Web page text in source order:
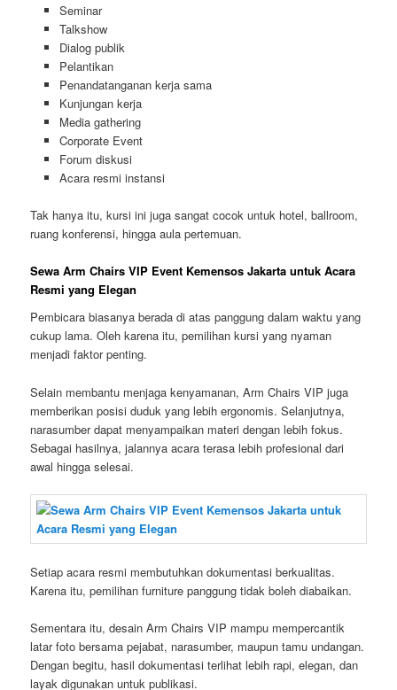
Seminar
Talkshow
Dialog publik
Pelantikan
Penandatanganan kerja sama
Kunjungan kerja
Media gathering
Corporate Event
Forum diskusi
Acara resmi instansi
Tak hanya itu, kursi ini juga sangat cocok untuk hotel, ballroom,
ruang konferensi, hingga aula pertemuan.
Sewa Arm Chairs VIP Event Kemensos Jakarta untuk Acara
Resmi yang Elegan
Pembicara biasanya berada di atas panggung dalam waktu yang
cukup lama. Oleh karena itu, pemilihan kursi yang nyaman
menjadi faktor penting.
Selain membantu menjaga kenyamanan, Arm Chairs VIP juga
memberikan posisi duduk yang lebih ergonomis. Selanjutnya,
narasumber dapat menyampaikan materi dengan lebih fokus.
Sebagai hasilnya, jalannya acara terasa lebih profesional dari
awal hingga selesai.
Setiap acara resmi membutuhkan dokumentasi berkualitas.
Karena itu, pemilihan furniture panggung tidak boleh diabaikan.
Sementara itu, desain Arm Chairs VIP mampu mempercantik
latar foto bersama pejabat, narasumber, maupun tamu undangan.
Dengan begitu, hasil dokumentasi terlihat lebih rapi, elegan, dan
layak digunakan untuk publikasi.